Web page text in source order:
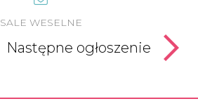
SALE WESELNE
Następne ogłoszenie